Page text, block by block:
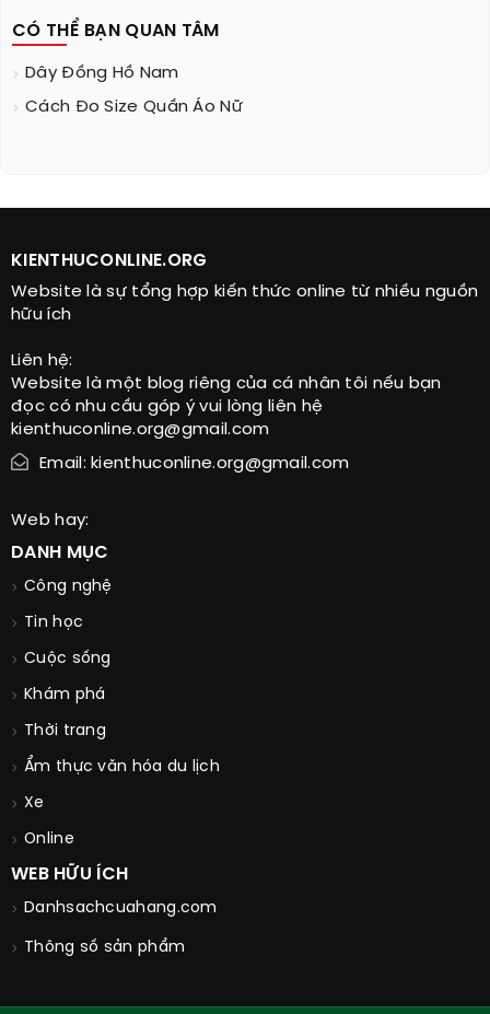
CÓ THỂ BẠN QUAN TÂM
Dây Đồng Hồ Nam
Cách Đo Size Quần Áo Nữ
KIENTHUCONLINE.ORG
Website là sự tổng hợp kiến thức online từ nhiều nguồn
hữu ích
Liên hệ:
Website là một blog riêng của cá nhân tôi nếu bạn
đọc có nhu cầu góp ý vui lòng liên hệ
kienthuconline.org@gmail.com
Email: kienthuconline.org@gmail.com
Web hay:
DANH MỤC
Công nghệ
Tin học
Cuộc sống
Khám phá
Thời trang
Ẩm thực văn hóa du lịch
Xe
Online
WEB HỮU ÍCH
Danhsachcuahang.com
Thông số sản phẩm